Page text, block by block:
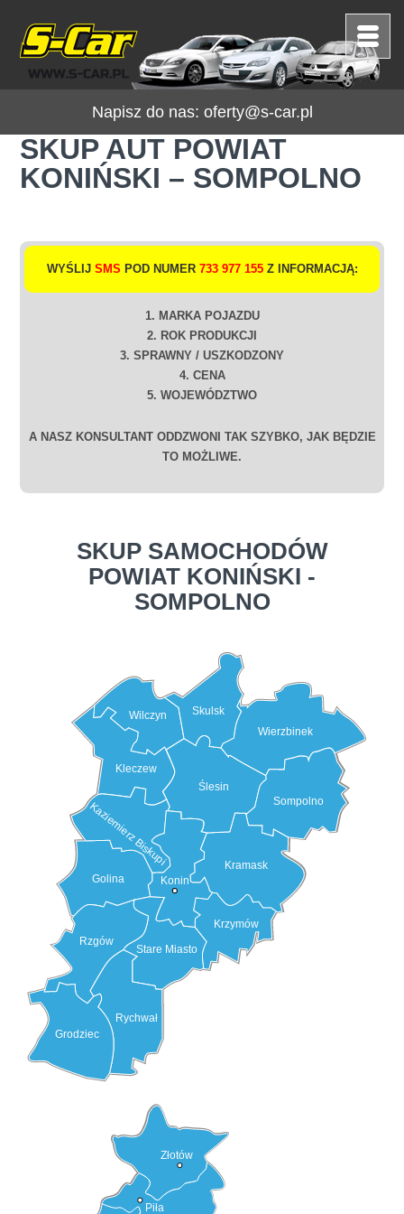
Napisz do nas: oferty@s-car.pl
SKUP AUT POWIAT
KONIŃSKI – SOMPOLNO
WYŚLIJ SMS POD NUMER 733 977 155Z INFORMACJĄ:
1. MARKA POJAZDU
2. ROK PRODUKCJI
3. SPRAWNY / USZKODZONY
4. CENA
5. WOJEWÓDZTWO
A NASZ KONSULTANT ODDZWONI TAK SZYBKO, JAK BĘDZIE
TO MOŻLIWE.
SKUP SAMOCHODÓW
POWIAT KONIŃSKI -
SOMPOLNO
Kramask
Ślesin
Kleczew
Wilczyn
Skulsk
Wierzbinek
Sompolno
Golina
Kaziemierz Biskupi
Krzymów
Stare Miasto
Rzgów
Rychwał
Grodziec
Konin
Piła
Złotów